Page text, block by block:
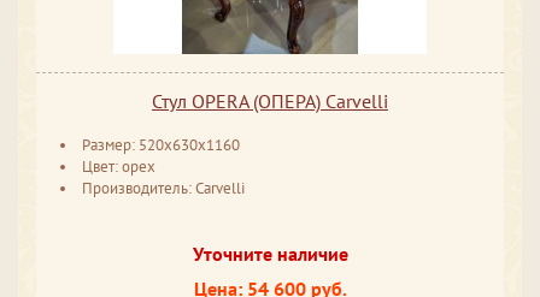
Стул OPERA (ОПЕРА) Carvelli
Размер: 520x630x1160
Цвет: орех
Производитель: Carvelli
Уточните наличие
Цена: 54 600 руб.